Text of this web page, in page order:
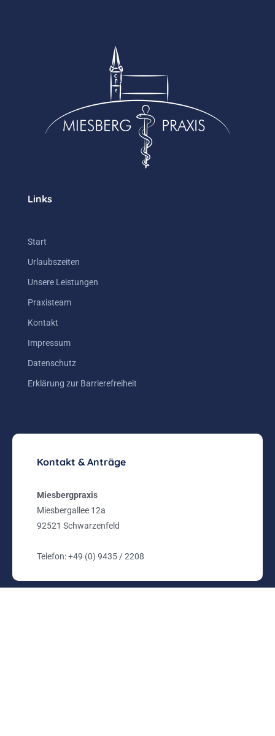
Links
Start
Urlaubszeiten
Unsere Leistungen
Praxisteam
Kontakt
Impressum
Datenschutz
Erklärung zur Barrierefreiheit
Kontakt & Anträge
Miesbergpraxis
Miesbergallee 12a
92521 Schwarzenfeld
Telefon:+49 (0) 9435 / 2208